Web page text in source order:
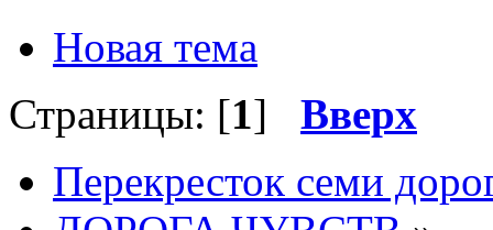
Новая тема
Страницы: [1] Вверх
Перекресток семи